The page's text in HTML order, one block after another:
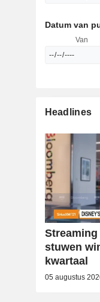
Datum van
Van
Headlines
stuwen
kwartaal
05 augustus